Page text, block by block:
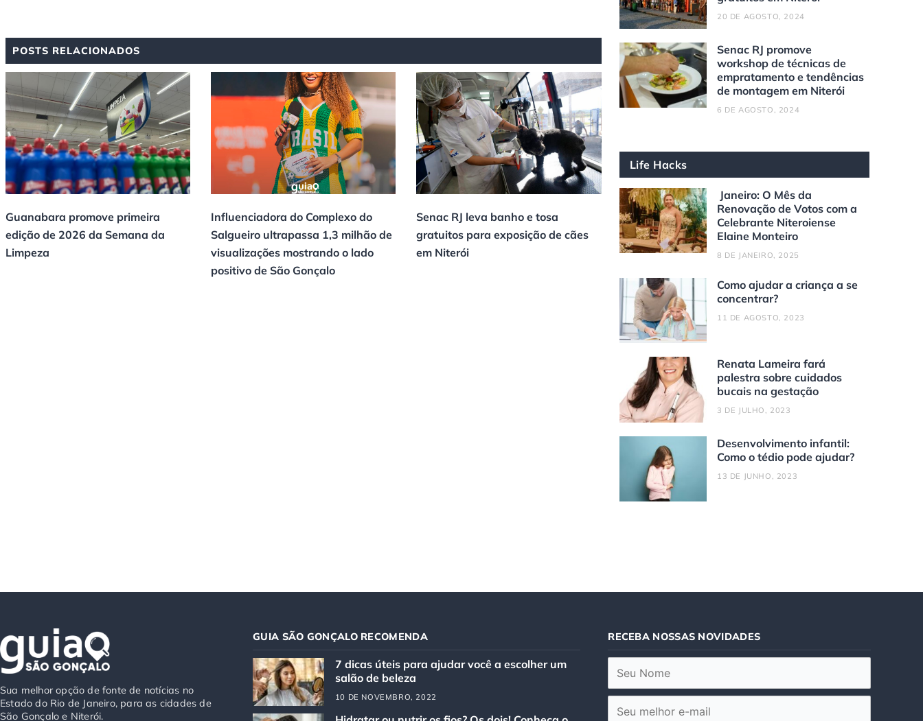
POSTS RELACIONADOS
Guanabara promove primeira
edição de 2026 da Semana da
Limpeza
Influenciadora do Complexo do
Salgueiro ultrapassa 1,3 milhão de
visualizações mostrando o lado
positivo de São Gonçalo
Senac RJ leva banho e tosa
gratuitos para exposição de cães
em Niterói
20 DE AGOSTO, 2024
Senac RJ promove
workshop de técnicas de
empratamento e tendências
de montagem em Niterói
6 DE AGOSTO, 2024
Life Hacks
Janeiro: O Mês da
Renovação de Votos com a
Celebrante Niteroiense
Elaine Monteiro
8 DE JANEIRO, 2025
Como ajudar a criança a se
concentrar?
11 DE AGOSTO, 2023
Renata Lameira fará
palestra sobre cuidados
bucais na gestação
3 DE JULHO, 2023
Desenvolvimento infantil:
Como o tédio pode ajudar?
13 DE JUNHO, 2023
Sua melhor opção de fonte de notícias no
Estado do Rio de Janeiro, para as cidades de
São Gonçalo e Niterói.
GUIA SÃO GONÇALO RECOMENDA
7 dicas úteis para ajudar você a escolher um
salão de beleza
10 DE NOVEMBRO, 2022
RECEBA NOSSAS NOVIDADES